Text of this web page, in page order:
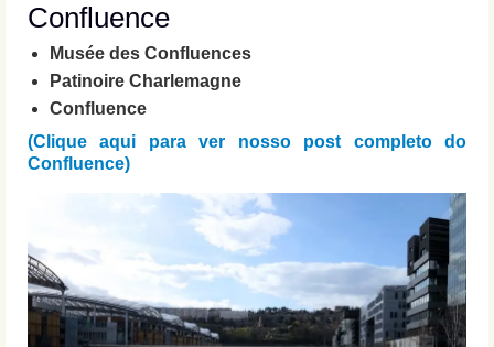
Confluence
Musée des Confluences
Patinoire Charlemagne
Confluence
(Clique aqui para ver nosso post completo do
Confluence)